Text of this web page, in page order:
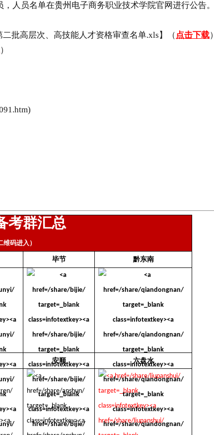
人员名单在贵州 电子商务职业技术学院官网进行公告。
批高层次、高技能人才资格审查名单.xls】（ 点击下载）
）
考群汇总
维码进入）
毕节 黔东南
安顺 六盘水